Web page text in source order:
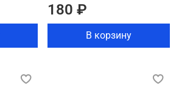
180 ₽
В корзину